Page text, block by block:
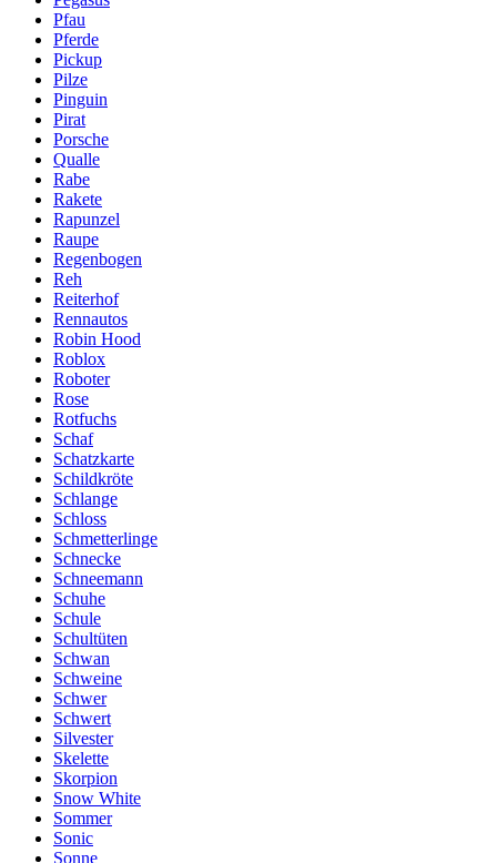
Pfau
Pferde
Pickup
Pilze
Pinguin
Pirat
Porsche
Qualle
Rabe
Rakete
Rapunzel
Raupe
Regenbogen
Reh
Reiterhof
Rennautos
Robin Hood
Roblox
Roboter
Rose
Rotfuchs
Schaf
Schatzkarte
Schildkröte
Schlange
Schloss
Schmetterlinge
Schnecke
Schneemann
Schuhe
Schule
Schultüten
Schwan
Schweine
Schwer
Schwert
Silvester
Skelette
Skorpion
Snow White
Sommer
Sonic
Sonne